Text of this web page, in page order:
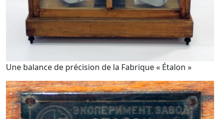
Une balance de précision de la Fabrique « Étalon »